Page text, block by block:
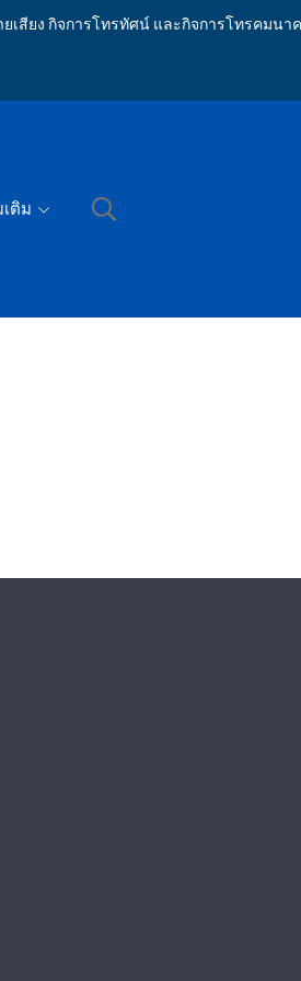
เสียง กิจการโทรทัศน์ และกิจการโทรคมนา
เติม